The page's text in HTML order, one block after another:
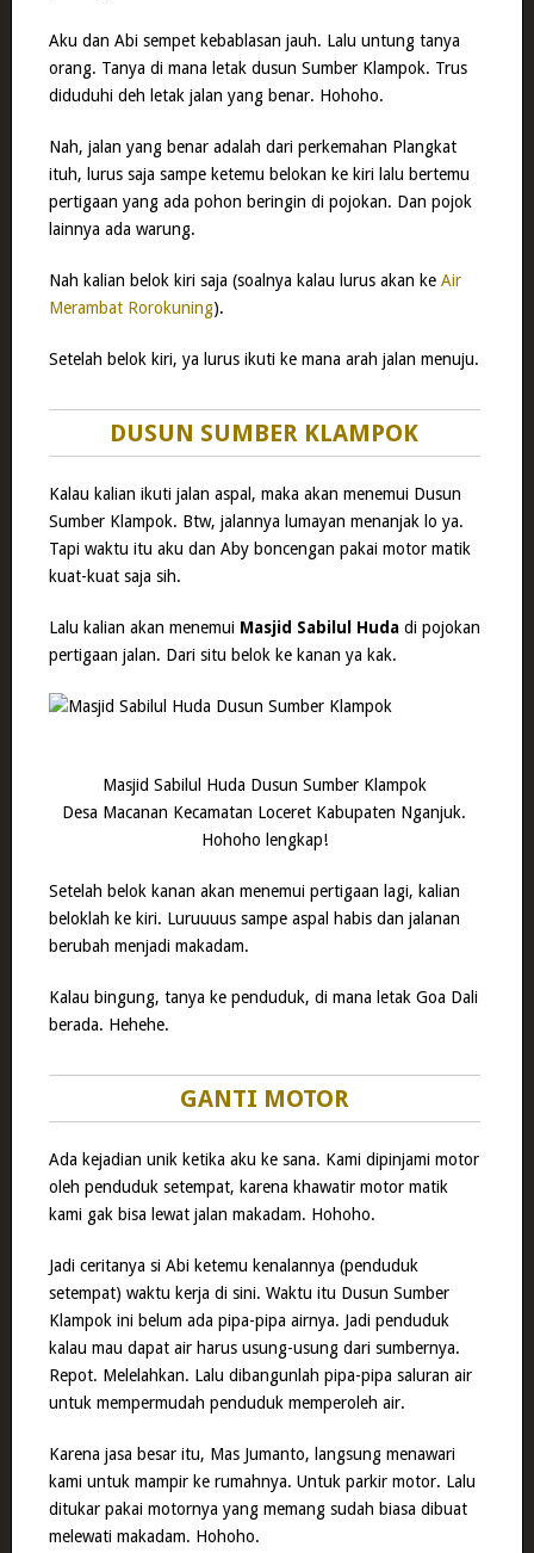
Aku dan Abi sempet kebablasan jauh. Lalu untung tanya
orang. Tanya di mana letak dusun Sumber Klampok. Trus
diduduhi deh letak jalan yang benar. Hohoho.
Nah, jalan yang benar adalah dari perkemahan Plangkat
ituh, lurus saja sampe ketemu belokan ke kiri lalu bertemu
pertigaan yang ada pohon beringin di pojokan. Dan pojok
lainnya ada warung.
Nah kalian belok kiri saja (soalnya kalau lurus akan ke Air
Merambat Rorokuning).
Setelah belok kiri, ya lurus ikuti ke mana arah jalan menuju.
DUSUN SUMBER KLAMPOK
Kalau kalian ikuti jalan aspal, maka akan menemui Dusun
Sumber Klampok. Btw, jalannya lumayan menanjak lo ya.
Tapi waktu itu aku dan Aby boncengan pakai motor matik
kuat-kuat saja sih.
Lalu kalian akan menemui Masjid Sabilul Hudadi pojokan
pertigaan jalan. Dari situ belok ke kanan ya kak.
Masjid Sabilul Huda Dusun Sumber Klampok
Desa Macanan Kecamatan Loceret Kabupaten Nganjuk.
Hohoho lengkap!
Setelah belok kanan akan menemui pertigaan lagi, kalian
beloklah ke kiri. Luruuuus sampe aspal habis dan jalanan
berubah menjadi makadam.
Kalau bingung, tanya ke penduduk, di mana letak Goa Dali
berada. Hehehe.
GANTI MOTOR
Ada kejadian unik ketika aku ke sana. Kami dipinjami motor
oleh penduduk setempat, karena khawatir motor matik
kami gak bisa lewat jalan makadam. Hohoho.
Jadi ceritanya si Abi ketemu kenalannya (penduduk
setempat) waktu kerja di sini. Waktu itu Dusun Sumber
Klampok ini belum ada pipa-pipa airnya. Jadi penduduk
kalau mau dapat air harus usung-usung dari sumbernya.
Repot. Melelahkan. Lalu dibangunlah pipa-pipa saluran air
untuk mempermudah penduduk memperoleh air.
Karena jasa besar itu, Mas Jumanto, langsung menawari
kami untuk mampir ke rumahnya. Untuk parkir motor. Lalu
ditukar pakai motornya yang memang sudah biasa dibuat
melewati makadam. Hohoho.